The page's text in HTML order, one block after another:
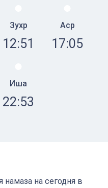
Зухр
12:51
Аср
17:05
Иша
22:53
намаза на сегодня в